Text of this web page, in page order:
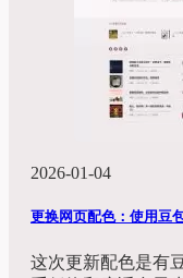
2026-01-04
更换网页配色：使用
这次更新配色是有